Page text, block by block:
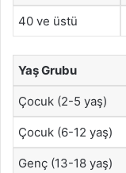
40 ve üstü
Yaş Grubu
Çocuk (2-5 yaş)
Çocuk (6-12 yaş)
Genç (13-18 yaş)